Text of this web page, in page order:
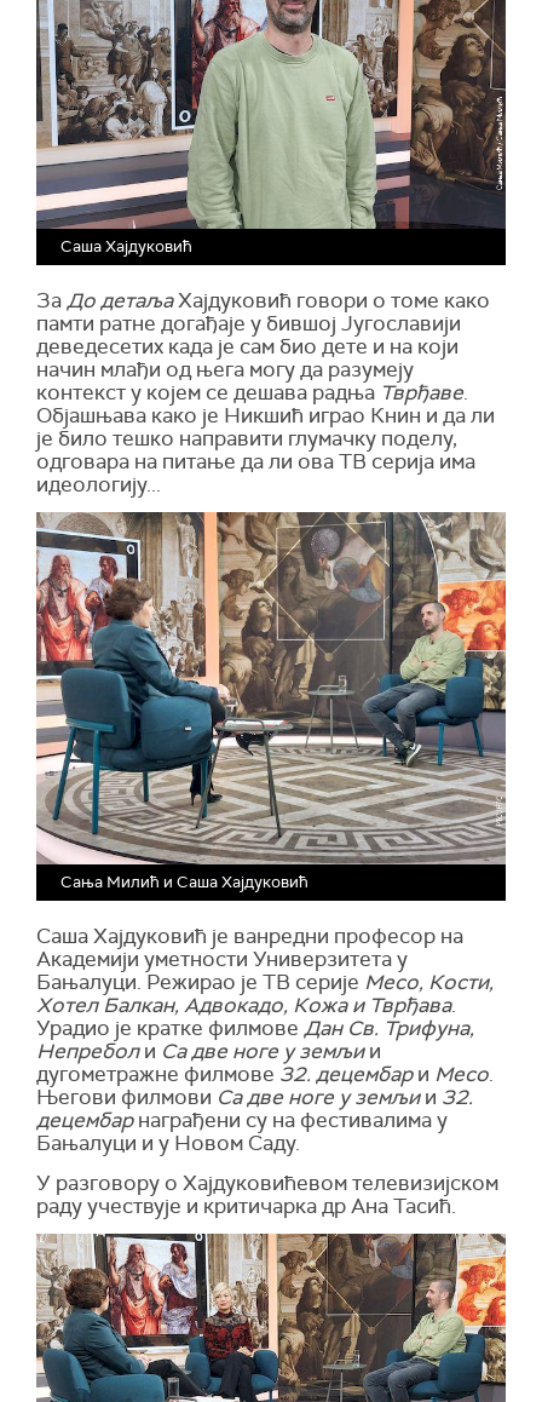
Саша Хајдуковић
ЗаДо детаљаХајдуковић говори о томе како
памти ратне догађаје у бившој Југославији
деведесетих када је сам био дете и на који
начин млађи од њега могу да разумеју
контекст у којем се дешава радња Тврђаве.
Објашњава како је Никшић играо Книн и да ли
је било тешко направити глумачку поделу,
одговара на питање да ли ова ТВ серија има
идеологију...
Сања Милић и Саша Хајдуковић
Саша Хајдуковић је ванредни професор на
Академији уметности Универзитета у
Бањалуци. Режирао је ТВ серије Месо, Кости,
Хотел Балкан, Адвокадо, Кожа и Тврђава.
Урадио је кратке филмове Дан Св. Трифуна,
Непреболи Са две ноге у земљии
дугометражне филмове 32. децембари Месо.
Његови филмови Са две ноге у земљии 32.
децембарнаграђени су на фестивалима у
Бањалуци и у Новом Саду.
У разговору о Хајдуковићевом телевизијском
раду учествује и критичарка др Ана Тасић.